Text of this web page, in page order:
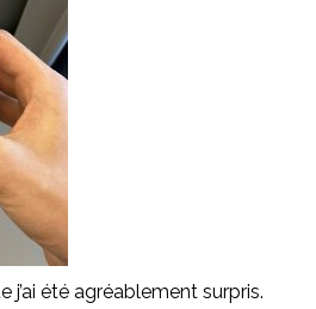
j’ai été agréablement surpris.